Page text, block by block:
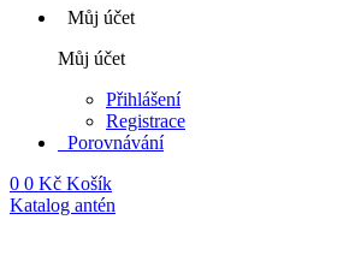
Můj účet
Můj účet
Přihlášení
Registrace
Porovnávání
0 0 Kč Košík
Katalog antén